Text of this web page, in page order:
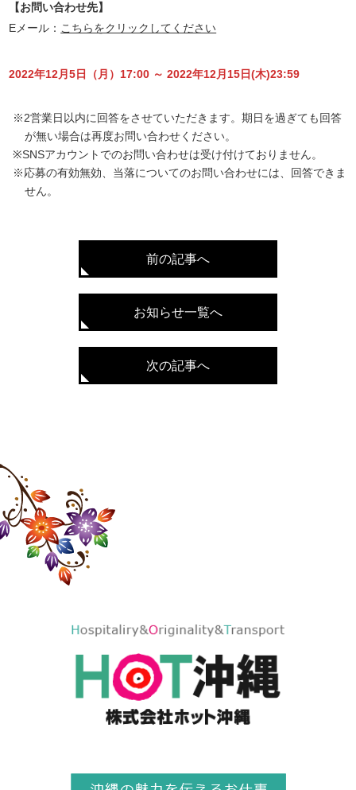
【お問い合わせ先】
Eメール： こちらをクリックしてください
2022年12月5日（月）17:00 ～ 2022年12月15日(木)23:59
※2営業日以内に回答をさせていただきます。期日を過ぎても回答
が無い場合は再度お問い合わせください。
※SNSアカウントでのお問い合わせは受け付けておりません。
※応募の有効無効、当落についてのお問い合わせには、回答できま
せん。
前の記事へ
お知らせ一覧へ
次の記事へ